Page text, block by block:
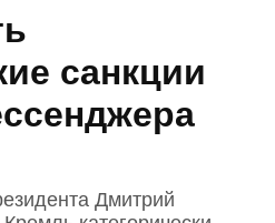
санкции
Дмитрий